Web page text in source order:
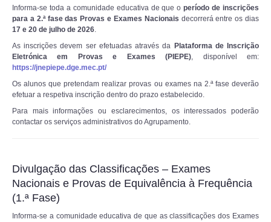
Informa-se toda a comunidade educativa de que operíodo de inscrições
para a 2.ª fase das Provas e Exames Nacionais decorrerá entre os dias
17 e 20 de julho de 2026.
As inscrições devem ser efetuadas através da Plataforma de Inscrição
Eletrónica em Provas e Exames (PIEPE), disponível em:
https://jnepiepe.dge.mec.pt/
Os alunos que pretendam realizar provas ou exames na 2.ª fase deverão
efetuar a respetiva inscrição dentro do prazo estabelecido.
Para mais informações ou esclarecimentos, os interessados poderão
contactar os serviços administrativos do Agrupamento.
Divulgação das Classificações – Exames
Nacionais e Provas de Equivalência à Frequência
(1.ª Fase)
Informa-se a comunidade educativa de que as classificações dos Exames